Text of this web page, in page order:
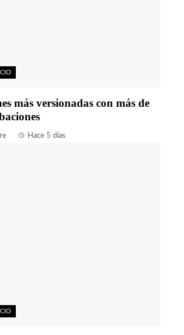
más versionadas con más de
Hace 5 días